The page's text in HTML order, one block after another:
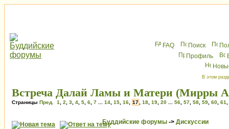
FAQ Поиск
Профиль
В этом
Встреча Далай Ламы и Матери (Мирры
Страницы Пред. 1 2 3 4 5 6 7 14 15 16 17 18 19 20 56 57 58 59 60 61
Буддийские форумы -> Дискуссии